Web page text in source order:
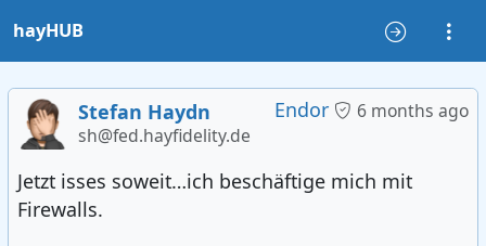
hayHUB
Endor 6 months ago
Stefan Haydn
sh@fed.hayfidelity.de
Jetzt isses soweit…ich beschäftige mich mit
Firewalls.